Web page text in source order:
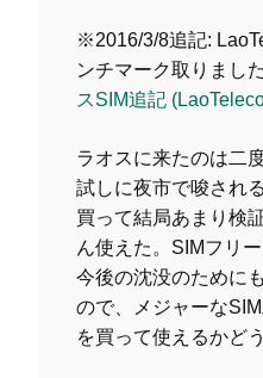
※2016/3/8追記:
ンチマーク取りまし
スSIM追記
ラオスに来たのは二
試しに夜市で唆され
買って結局あまり検
ん使えた。SIMフリ
今後の沈没のために
ので、メジャーな
を買って使えるかど